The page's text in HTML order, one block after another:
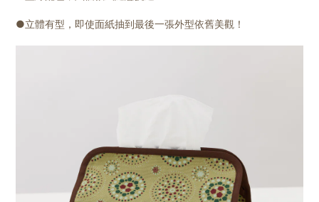
●立體有型，即使面紙抽到最後一張外型依舊美觀！